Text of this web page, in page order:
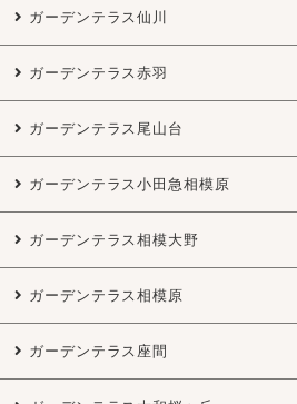
ガーデンテラス仙川
ガーデンテラス赤羽
ガーデンテラス尾山台
ガーデンテラス小田急相模原
ガーデンテラス相模大野
ガーデンテラス相模原
ガーデンテラス座間